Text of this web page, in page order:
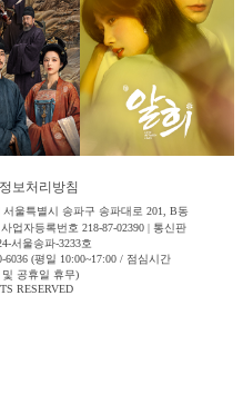
보처리방침
울특별시 송파구 송파대로 201, B동
업자등록번호 218-87-02390 | 통신판
서울송파-3233호
6036 (평일 10:00~17:00 / 점심시간
및 공휴일 휴무)
RESERVED